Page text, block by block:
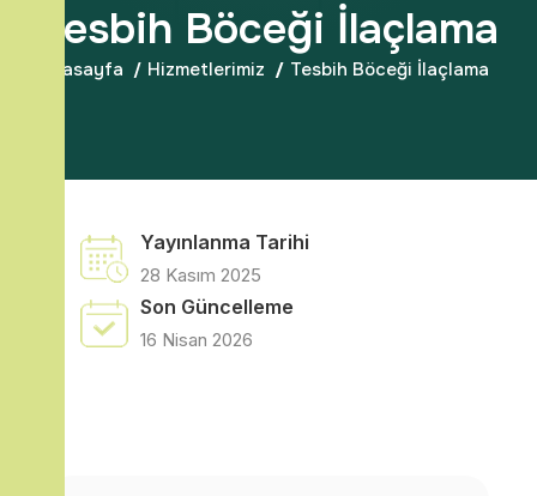
Tesbih Böceği İlaçlama
Anasayfa Hizmetlerimiz Tesbih Böceği İlaçlama
Yayınlanma Tarihi
28 Kasım 2025
Son Güncelleme
16 Nisan 2026